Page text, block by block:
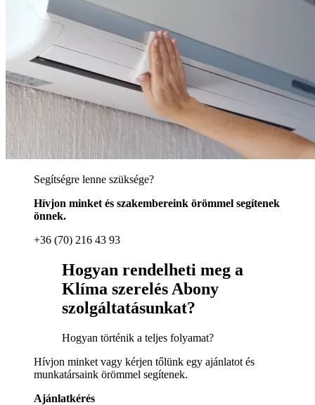
Segítségre lenne szüksége?
Hívjon minket és szakembereink örömmel segítenek
önnek.
+36 (70) 216 43 93
Hogyan rendelheti meg a
Klíma szerelés Abony
szolgáltatásunkat?
Hogyan történik a teljes folyamat?
Hívjon minket vagy kérjen tőlünk egy ajánlatot és
munkatársaink örömmel segítenek.
Ajánlatkérés